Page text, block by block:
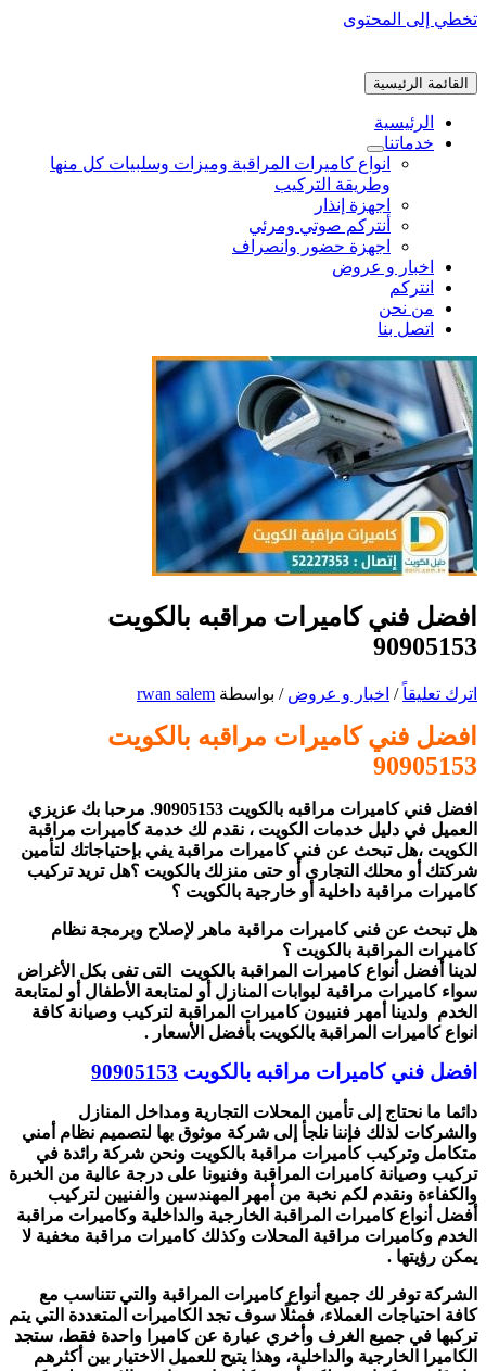
تخطي إلى المحتوى
القائمة الرئيسية
الرئيسية
خدماتنا
انواع كاميرات المراقبة وميزات وسلبيات كل منها
وطريقة التركيب
اجهزة إنذار
أنتركم صوتي ومرئي
اجهزة حضور وانصراف
اخبار و عروض
انتركم
من نحن
اتصل بنا
افضل فني كاميرات مراقبه بالكويت
90905153
اترك تعليقاً / اخبار و عروض / بواسطة rwan salem
افضل فني كاميرات مراقبه بالكويت
90905153
افضل فني كاميرات مراقبه بالكويت 90905153.
مرحبا بك عزيزي
العميل في دليل خدمات الكويت ، نقدم لك خدمة كاميرات مراقبة
الكويت ،هل تبحث عن فني كاميرات مراقبة يفي بإحتياجاتك لتأمين
شركتك أو محلك التجارى أو حتى منزلك بالكويت ؟هل تريد تركيب
كاميرات مراقبة داخلية أو خارجية بالكويت ؟
هل تبحث عن فنى كاميرات مراقبة ماهر لإصلاح وبرمجة نظام
كاميرات المراقبة بالكويت ؟
لدينا أفضل أنواع كاميرات المراقبة بالكويت التى تفى بكل الأغراض
سواء كاميرات مراقبة لبوابات المنازل أو لمتابعة الأطفال أو لمتابعة
الخدم ولدينا أمهر فنييون كاميرات المراقبة لتركيب وصيانة كافة
انواع كاميرات المراقبة بالكويت بأفضل الأسعار .
افضل فني كاميرات مراقبه بالكويت 90905153
دائما ما نحتاج إلى تأمين المحلات التجارية ومداخل المنازل
والشركات لذلك فإننا نلجأ إلى شركة موثوق بها لتصميم نظام أمني
متكامل وتركيب كاميرات مراقبة بالكويت ونحن شركة رائدة في
تركيب وصيانة كاميرات المراقبة وفنيونا على درجة عالية من الخبرة
والكفاءة ونقدم لكم نخبة من أمهر المهندسين والفنيين لتركيب
أفضل أنواع كاميرات المراقبة الخارجية والداخلية وكاميرات مراقبة
الخدم وكاميرات مراقبة المحلات وكذلك كاميرات مراقبة مخفية لا
يمكن رؤيتها .
الشركة توفر لك جميع أنواع كاميرات المراقبة والتي تتناسب مع
كافة احتياجات العملاء، فمثلًا سوف تجد الكاميرات المتعددة التي يتم
تركبها في جميع الغرف وأخري عبارة عن كاميرا واحدة فقط، ستجد
الكاميرا الخارجية والداخلية، وهذا يتيح للعميل الاختيار بين أكثرهم